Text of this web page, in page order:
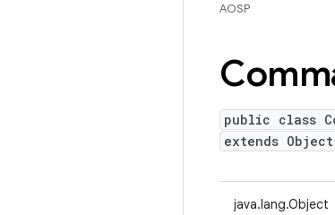
AOSP
public class
extends Object
java.lang.Object